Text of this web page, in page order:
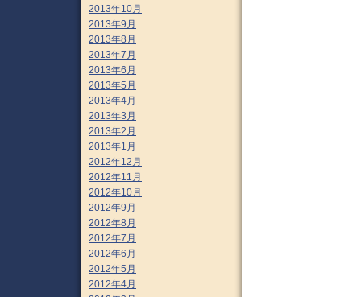
2013年10月
2013年9月
2013年8月
2013年7月
2013年6月
2013年5月
2013年4月
2013年3月
2013年2月
2013年1月
2012年12月
2012年11月
2012年10月
2012年9月
2012年8月
2012年7月
2012年6月
2012年5月
2012年4月